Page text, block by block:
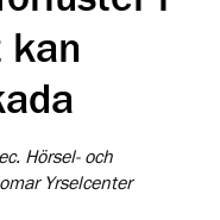
kan
Hörsel- och
Yrselcenter